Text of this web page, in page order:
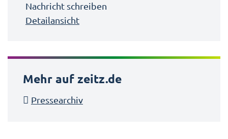
Nachricht schreiben
Detailansicht
Mehr auf zeitz.de
Pressearchiv